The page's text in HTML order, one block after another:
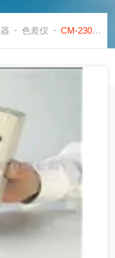
- 色差仪 - CM-2300d江苏专业销售维修日本美能达分光测色计